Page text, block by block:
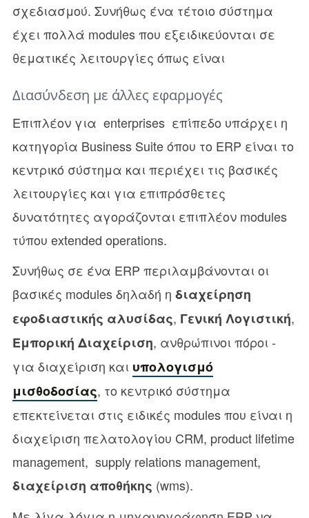
σχεδιασμού. Συνήθως ένα τέτοιο σύστημα
έχει πολλά modules που εξειδικεύονται σε
θεματικές λειτουργίες όπως είναι
Διασύνδεση με άλλες εφαρμογές
Επιπλέον για enterprises επίπεδο υπάρχει η
κατηγορία Business Suite όπου το ERP είναι το
κεντρικό σύστημα και περιέχει τις βασικές
λειτουργίες και για επιπρόσθετες
δυνατότητες αγοράζονται επιπλέον modules
τύπου extended operations.
Συνήθως σε ένα ERP περιλαμβάνονται οι
βασικές modules δηλαδή η διαχείρηση
εφοδιαστικής αλυσίδας, Γενική Λογιστική,
Εμπορική Διαχείριση, ανθρώπινοι πόροι -
για διαχείριση και υπολογισμό
μισθοδοσίας, το κεντρικό σύστημα
επεκτείνεται στις ειδικές modules που είναι η
διαχείριση πελατολογίου CRM, product lifetime
management, supply relations management,
διαχείριση αποθήκης (wms).